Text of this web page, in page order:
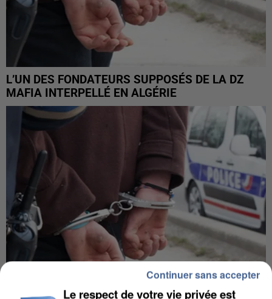
L’UN DES FONDATEURS SUPPOSÉS DE LA DZ
MAFIA INTERPELLÉ EN ALGÉRIE
Le respect de votre vie privée est
Continuer sans accepter